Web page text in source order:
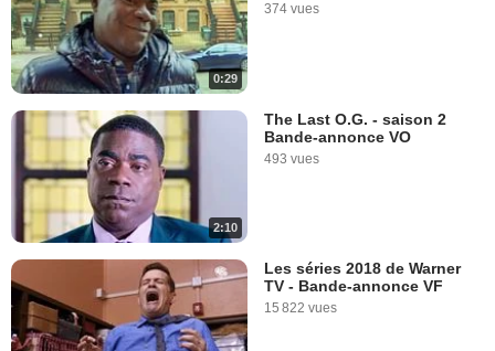
0:29
374 vues
2:10
The Last O.G. - saison 2
Bande-annonce VO
493 vues
Les séries 2018 de Warner
TV - Bande-annonce VF
15 822 vues